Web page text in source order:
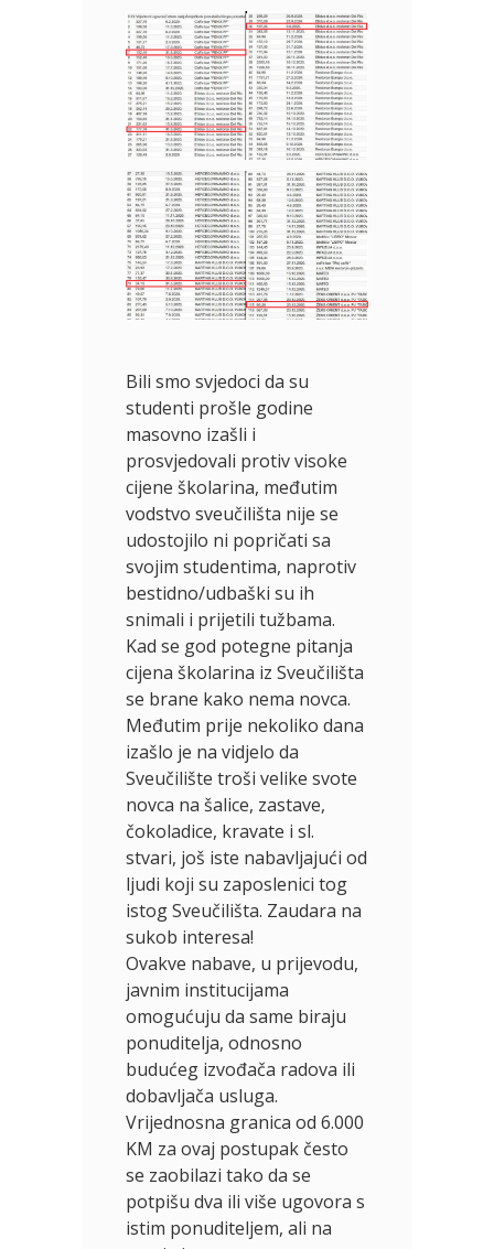
Bili smo svjedoci da su
studenti prošle godine
masovno izašli i
prosvjedovali protiv visoke
cijene školarina, međutim
vodstvo sveučilišta nije se
udostojilo ni popričati sa
svojim studentima, naprotiv
bestidno/udbaški su ih
snimali i prijetili tužbama.
Kad se god potegne pitanja
cijena školarina iz Sveučilišta
se brane kako nema novca.
Međutim prije nekoliko dana
izašlo je na vidjelo da
Sveučilište troši velike svote
novca na šalice, zastave,
čokoladice, kravate i sl.
stvari, još iste nabavljajući od
ljudi koji su zaposlenici tog
istog Sveučilišta. Zaudara na
sukob interesa!
Ovakve nabave, u prijevodu,
javnim institucijama
omogućuju da same biraju
ponuditelja, odnosno
budućeg izvođača radova ili
dobavljača usluga.
Vrijednosna granica od 6.000
KM za ovaj postupak često
se zaobilazi tako da se
potpišu dva ili više ugovora s
istim ponuditeljem, ali na